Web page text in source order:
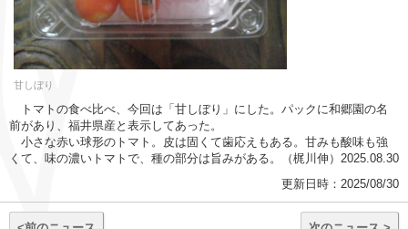
甘しぼり
トマトの食べ比べ、今回は「甘しぼり」にした。パックに和郷園の名
前があり、福井県産と表示してあった。
小さな赤い球形のトマト。皮は固くて歯応えもある。甘みも酸味も強
くて、味の濃いトマトで、種の部分は旨みがある。（梶川伸）2025.08.30
更新日時：2025/08/30